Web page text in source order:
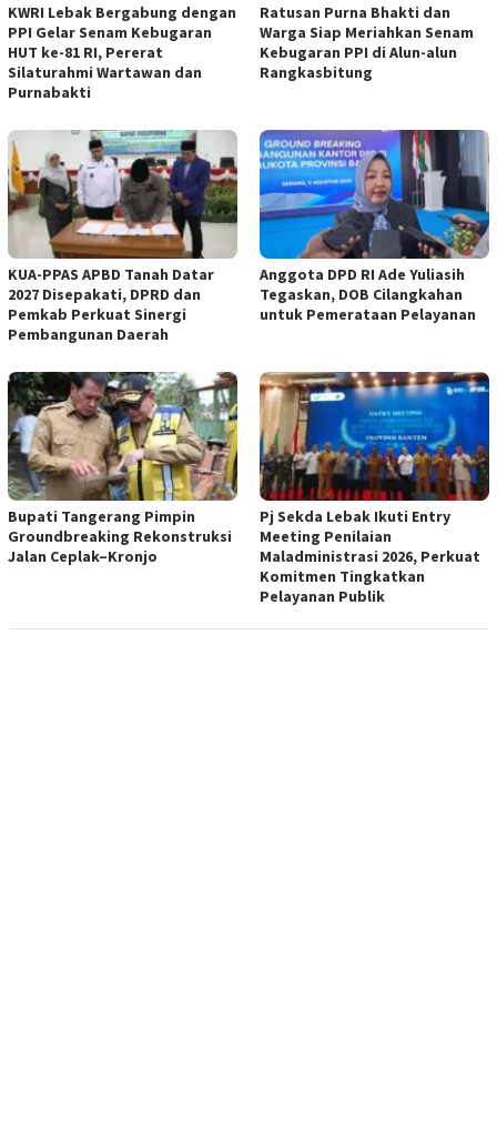
KWRI Lebak Bergabung dengan
PPI Gelar Senam Kebugaran
HUT ke-81 RI, Pererat
Silaturahmi Wartawan dan
Purnabakti
Ratusan Purna Bhakti dan
Warga Siap Meriahkan Senam
Kebugaran PPI di Alun-alun
Rangkasbitung
KUA-PPAS APBD Tanah Datar
2027 Disepakati, DPRD dan
Pemkab Perkuat Sinergi
Pembangunan Daerah
Anggota DPD RI Ade Yuliasih
Tegaskan, DOB Cilangkahan
untuk Pemerataan Pelayanan
Bupati Tangerang Pimpin
Groundbreaking Rekonstruksi
Jalan Ceplak–Kronjo
Pj Sekda Lebak Ikuti Entry
Meeting Penilaian
Maladministrasi 2026, Perkuat
Komitmen Tingkatkan
Pelayanan Publik